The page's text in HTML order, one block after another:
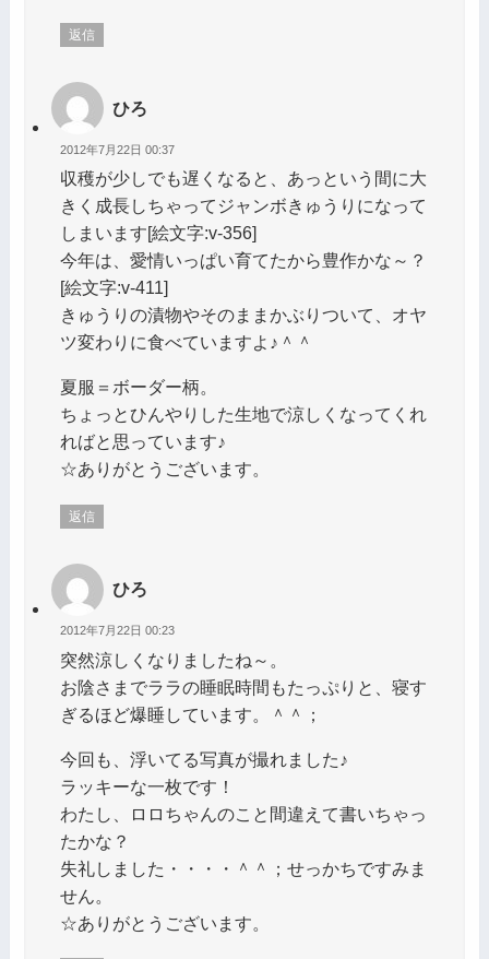
返信
ひろ
2012年7月22日 00:37
収穫が少しでも遅くなると、あっという間に大
きく成長しちゃってジャンボきゅうりになって
しまいます[絵文字:v-356]
今年は、愛情いっぱい育てたから豊作かな～？
[絵文字:v-411]
きゅうりの漬物やそのままかぶりついて、オヤ
ツ変わりに食べていますよ♪＾＾
夏服＝ボーダー柄。
ちょっとひんやりした生地で涼しくなってくれ
ればと思っています♪
☆ありがとうございます。
返信
ひろ
2012年7月22日 00:23
突然涼しくなりましたね～。
お陰さまでララの睡眠時間もたっぷりと、寝す
ぎるほど爆睡しています。＾＾；
今回も、浮いてる写真が撮れました♪
ラッキーな一枚です！
わたし、ロロちゃんのこと間違えて書いちゃっ
たかな？
失礼しました・・・・＾＾；せっかちですみま
せん。
☆ありがとうございます。